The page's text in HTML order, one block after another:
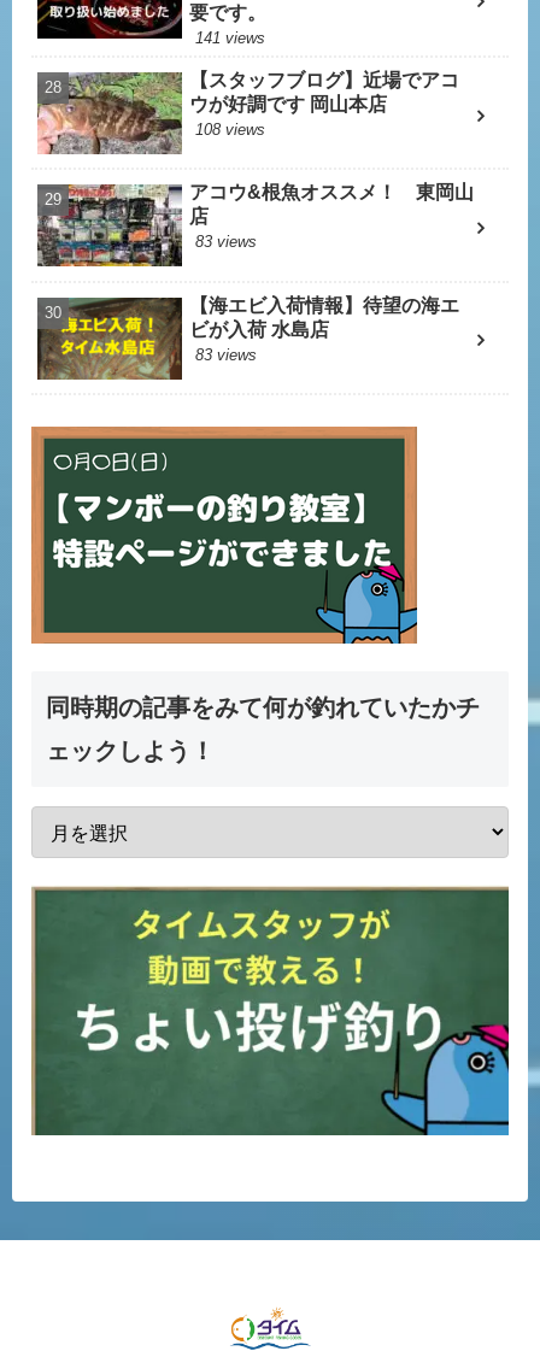
要です。
141 views
【スタッフブログ】近場でアコ
ウが好調です 岡山本店
108 views
アコウ&根魚オススメ！ 東岡山
店
83 views
【海エビ入荷情報】待望の海エ
ビが入荷 水島店
83 views
同時期の記事をみて何が釣れていたかチ
ェックしよう！